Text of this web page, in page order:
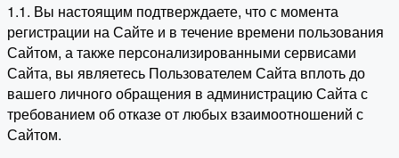
1.1. Вы настоящим подтверждаете, что с момента
регистрации на Сайте и в течение времени пользования
Сайтом, а также персонализированными сервисами
Сайта, вы являетесь Пользователем Сайта вплоть до
вашего личного обращения в администрацию Сайта с
требованием об отказе от любых взаимоотношений с
Сайтом.